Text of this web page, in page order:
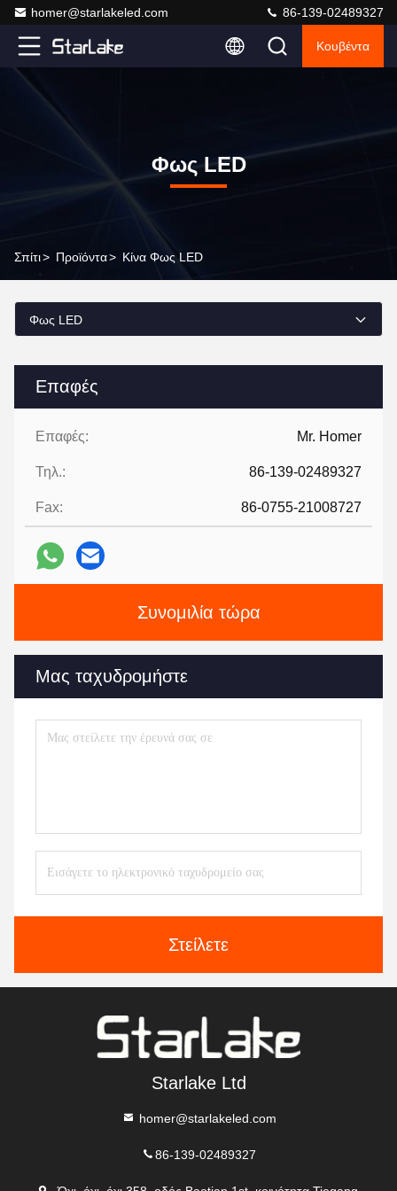
homer@starlakeled.com 86-139-02489327
Κουβέντα
Φως LED
Σπίτι> Προϊόντα> Κίνα Φως LED
Επαφές
Επαφές: Mr. Homer
Τηλ.: 86-139-02489327
Fax: 86-0755-21008727
Συνομιλία τώρα
Μας ταχυδρομήστε
Στείλετε
Φως LED
Starlake Ltd
homer@starlakeled.com
86-139-02489327